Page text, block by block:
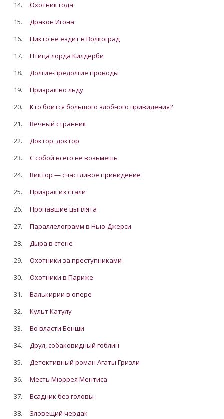
14.
Охотник года
15.
Дракон Игона
16.
Никто не ездит в Волкоград
17.
Птица лорда Килдерби
18.
Долгие-предолгие проводы
19.
Призрак во льду
20.
Кто боится большого злобного привидения?
21.
Вечный странник
22.
Доктор, доктор
23.
С собой всего не возьмешь
24.
Виктор — счастливое привидение
25.
Призрак из стали
26.
Пропавшие цыплята
27.
Параллелограмм в Нью-Джерси
28.
Дыра в стене
29.
Охотники за преступниками
30.
Охотники в Париже
31.
Валькирии в опере
32.
Культ Катулу
33.
Во власти Бенши
34.
Друл, собаковидный гоблин
35.
Детективный роман Агаты Гризли
36.
Месть Мюррея Ментиса
37.
Всадник без головы
38.
Зловещий чердак